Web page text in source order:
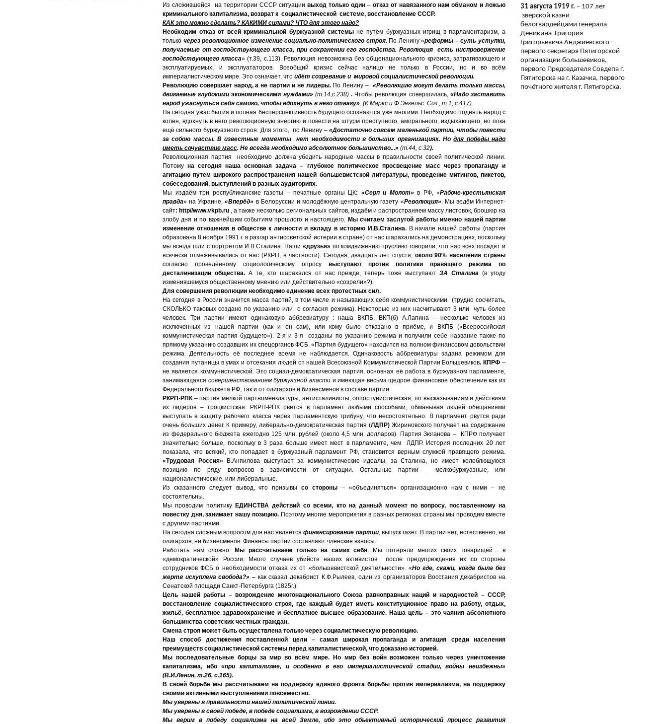
Из сложившейся на территории СССР ситуации выход только один – отказ от навязанного нам обманом и ложью
криминального капитализма, возврат к социалистической системе, восстановление СССР.
КАК это можно сделать? КАКИМИ силами? ЧТО для этого надо?
Необходим отказ от всей криминальной буржуазной системыне путём буржуазных игрищ в парламентаризм, а
только через революционное изменение социально-политического строя.По Ленину «реформы – суть уступки,
получаемые от господствующего класса, при сохранении его господства. Революция есть ниспровержение
господствующего класса» (т.39, с.113). Революция невозможна без общенационального кризиса, затрагивающего и
эксплуатируемых, и эксплуататоров. Всеобщий кризис сейчас налицо не только в России, но и во всём
империалистическом мире. Это означает, что идёт созревание и мировой социалистической революции.
Революцию совершает народ, а не партии и не лидеры.По Ленину – «Революцию могут делать только массы,
двигаемые глубокимиэкономическими нуждами» (т.14,с.238). Чтобы революция совершилась, «Надо заставить
народ ужаснуться себя самого, чтобы вдохнуть в него отвагу». (К.Маркс и Ф.Энгельс. Соч., т.1, с.417).
На сегодня ужас бытия и полная бесперспективность будущего осознаются уже многими. Необходимо поднять народ с
колен, вдохнуть в него революционную энергию и повести на штурм преступного, аморального, издыхающего, но пока
ещё сильного буржуазного строя. Для этого, по Ленину – «Достаточно совсем маленькой партии, чтобы повести
за собою массы. В известные моменты нет необходимости в больших организациях. Нодля победы надо
иметь сочувствие масс. Не всегда необходимо абсолютное большинство...» (т.44, с.32).
Революционная партия необходимо должна убедить народные массы в правильности своей политической линии.
Потомуна сегодня наша основная задача – глубокое политическое просвещение масс через пропаганду и
агитацию путем широкого распространения нашей большевистской литературы, проведение митингов, пикетов,
собеседований, выступлений в разных аудиториях.
Мы издаём три республиканские газеты – печатные органы ЦК: «Серп и Молот» в РФ, «Рабоче-крестьянская
правда» на Украине,«Вперёд» в Белоруссии и молодёжную центральную газету «Революция». Мы ведём Интернет-
сайт:http//www.vkpb.ru , а также несколько региональных сайтов, издаём и распространяем массу листовок, брошюр на
злобу дня и по важнейшим событиям прошлого и настоящего. Мы считаем заслугой работы именно нашей партии
изменение отношения в обществе к личности и вкладу в историю И.В.Сталина.В начале нашей работы (партия
образована 8 ноября 1991 г. в разгар антисоветской истерии в стране) от нас шарахались на демонстрациях, поскольку
мы всегда шли с портретом И.В.Сталина. Наши «друзья» по комдвижению трусливо говорили, что нас всех посадят и
всячески отмежёвывались от нас (РКРП, в частности). Сегодня, двадцать лет спустя, около 90% населения страны
согласно проведённому социологическому опросу выступают против политики правящего режима по
десталинизации общества.А те, кто шарахался от нас прежде, теперь тоже выступаютЗА Сталина (в угоду
изменившемуся общественному мнению или действительно «созрели»?).
Для совершения революции необходимо единение всех протестных сил.
На сегодня в России значится масса партий, в том числе и называющих себя коммунистическими (трудно сосчитать,
СКОЛЬКО таковых создано по указанию или с согласия режима). Некоторые из них насчитывают 3 или чуть более
человек. Три партии имеют одинаковую аббревиатуру : наша ВКПБ, ВКП(б) А.Лапина – несколько человек из
исключенных из нашей партии (как и он сам), или кому было отказано в приёме, и ВКПБ («Всероссийская
коммунистическая партия будущего»). 2-я и 3-я созданы по указанию режима и получили себе название также по
прямому указанию создавших их спецорганов ФСБ. «Партия будущего» находится на полном финансовом довольствии
режима. Деятельность её последнее время не наблюдается. Одинаковость аббревиатуры задана режимом для
создания путаницы в умах и отсекания людей от нашей Всесоюзной Коммунистической Партии Большевиков. КПРФ –
не является коммунистической. Это социал-демократическая партия, основная её работа в буржуазном парламенте,
занимающаяся совершенствованием буржуазной властии имеющая весьма щедрое финансовое обеспечение как из
Федерального бюджета РФ, так и от олигархов и бизнесменов в составе партии.
РКРП-РПК – партия мелкой партноменклатуры, антисталинисты, оппортунистическая, по высказываниям и действиям
их лидеров – троцкистская. РКРП-РПК рвётся в парламент любыми способами, обманывая людей обещаниями
выступать в защиту рабочего класса через парламентскую трибуну, что несостоятельно. В парламент рвутся ради
очень больших денег. К примеру, либерально-демократическая партия (ЛДПР)Жириновского получает на содержание
из федерального бюджета ежегодно 125 млн. рублей (около 4,5 млн. долларов). Партия Зюганова – КПРФ получает
значительно больше, поскольку в 3 раза больше имеет мест в парламенте, чем ЛДПР. История последних 20 лет
показала, что всякий, кто попадает в буржуазный парламент РФ, становится верным служкой правящего режима.
«Трудовая Россия» В.Анпилова выступает за коммунистические идеалы, за Сталина, но имеет колеблющуюся
позицию по ряду вопросов в зависимости от ситуации. Остальные партии – мелкобуржуазные, или
националистические, или либеральные.
Из сказанного следует вывод, что призывысо стороны – «объединяться» организационно нам с ними – не
состоятельны.
Мы проводим политикуЕДИНСТВА действий со всеми, кто на данный момент по вопросу, поставленному на
повестку дня, занимает нашу позицию. Поэтому многие мероприятия в разных регионах страны мы проводим вместе
с другими партиями.
На сегодня сложным вопросом для нас являетсяфинансирование партии, выпуск газет. В партии нет, естественно, ни
олигархов, ни бизнесменов. Финансы партии составляют членские взносы.
Работать нам сложно. Мы рассчитываем только на самих себя. Мы потеряли многих своих товарищей… в
«демократической» России. Много случаев убийств наших активистов после предупреждения их со стороны
сотрудников ФСБ о необходимости отказа их от «большевистской деятельности». «Но где, скажи, когда была без
жертв искуплена свобода?» – как сказал декабрист К.Ф.Рылеев, один из организаторов Восстания декабристов на
Сенатской площади Санкт-Петербурга (1825г.).
Цель нашей работы – возрождение многонационального Союза равноправных наций и народностей – СССР,
восстановление социалистического строя, где каждый будет иметь конституционное право на работу, отдых,
жильё, бесплатное здравоохранение и бесплатное высшее образование. Наша цель – это чаяния абсолютного
большинства советских честных граждан.
Смена строя может быть осуществлена только через социалистическую революцию.
Наш способ достижения поставленной цели – самая широкая пропаганда и агитация среди населения
преимуществ социалистической системы перед капиталистической, что доказано историей.
Мы последовательные борцы за мир во всём мире. Но мир без войн возможен только через уничтожение
капитализма, ибо«при капитализме, и особенно в его империалистической стадии, войны неизбежны»
(В.И.Ленин. т.26, с.165).
В своей борьбе мы рассчитываем на поддержку единого фронта борьбы против империализма, на поддержку
своими активными выступлениями повсеместно.
Мы уверены в правильности нашей политической линии.
Мы уверены в своей победе, в победе социализма, в возрождении СССР.
Мы верим в победу социализма на всей Земле, ибо это объективный исторический процесс развития
31 августа 1919 г. – 107 лет
зверской казни
белогвардейцами генерала
Деникина Григория
Григорьевича Анджиевского –
первого секретаря Пятигорской
организации большевиков,
первого Председателя Совдепа г.
Пятигорска на г. Казачка, первого
почётного жителя г. Пятигорска.